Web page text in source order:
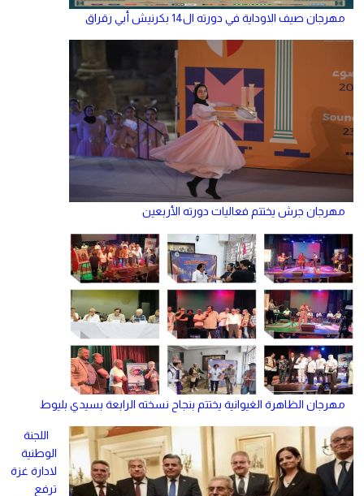
مهرجان صيف الاوداية في دورته ال14 بكرنيش أبي رقراق
مهرجان جرش يختتم فعاليات دورته الأربعين
مهرجان الظاهرة الغيوانية يختتم بنجاح نسخته الرابعة بسيدي بليوط
اللجنة
الوطنية
لادارة غزة
ترفع